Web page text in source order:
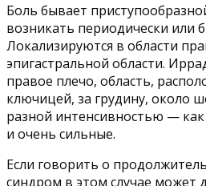
Боль бывает
возникать периодически или
Локализируются в области
эпигастральной области.
правое плечо, область,
ключицей, за грудину, около
разной интенсивностью —
и очень сильные.
Если говорить о
синдром в этом случае может